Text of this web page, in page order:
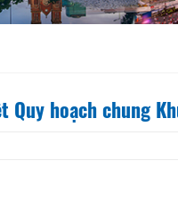
Quy hoạch chung